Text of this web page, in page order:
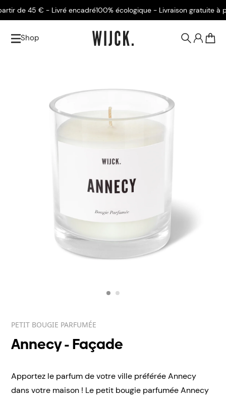
de 45 € - Livré encadré100% écologique - Livraison gratuite à
Shop
PETIT BOUGIE PARFUMÉE
Annecy - Façade
Apportez le parfum de votre ville préférée Annecy
dans votre maison ! Le petit bougie parfumée Annecy